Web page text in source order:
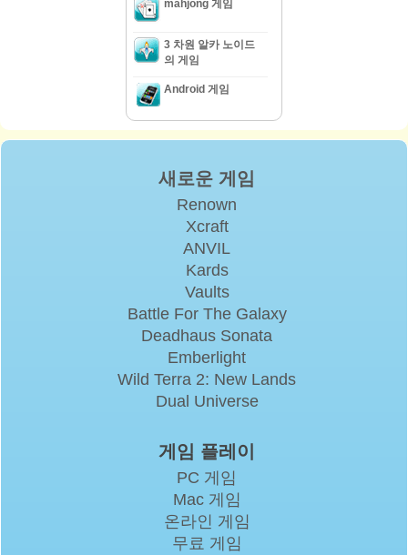
mahjong 게임
3 차원 알카 노이드
의 게임
Android 게임
새로운 게임
Renown
Xcraft
ANVIL
Kards
Vaults
Battle For The Galaxy
Deadhaus Sonata
Emberlight
Wild Terra 2: New Lands
Dual Universe
게임 플레이
PC 게임
Mac 게임
온라인 게임
무료 게임